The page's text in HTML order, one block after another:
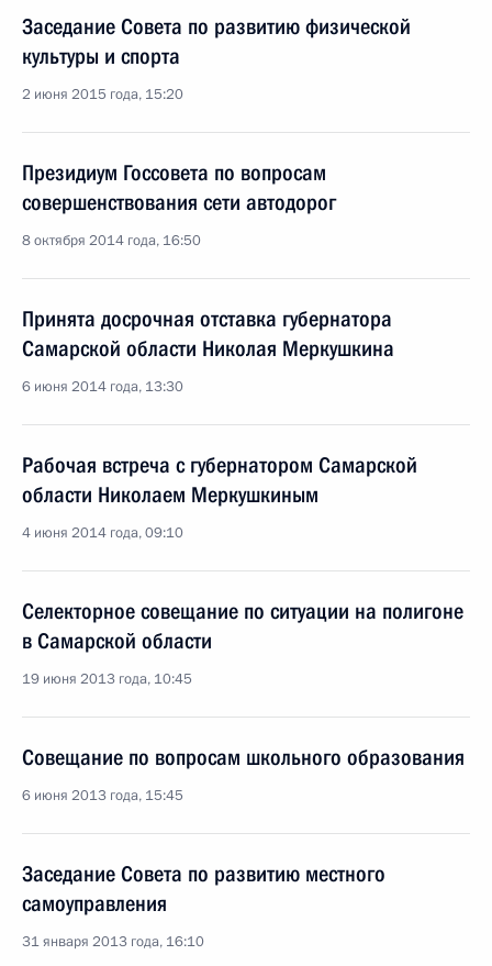
Заседание Совета по развитию физической
культуры и спорта
2 июня 2015 года, 15:20
Президиум Госсовета по вопросам
совершенствования сети автодорог
8 октября 2014 года, 16:50
Принята досрочная отставка губернатора
Самарской области Николая Меркушкина
6 июня 2014 года, 13:30
Рабочая встреча с губернатором Самарской
области Николаем Меркушкиным
4 июня 2014 года, 09:10
Селекторное совещание по ситуации на полигоне
в Самарской области
19 июня 2013 года, 10:45
Совещание по вопросам школьного образования
6 июня 2013 года, 15:45
Заседание Совета по развитию местного
самоуправления
31 января 2013 года, 16:10